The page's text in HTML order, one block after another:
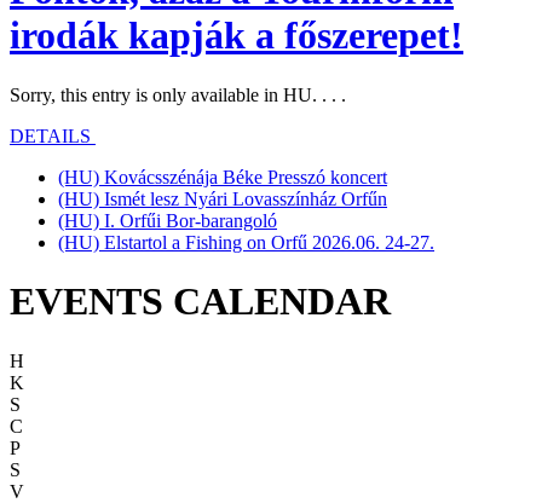
irodák kapják a főszerepet!
Sorry, this entry is only available in HU. . . .
DETAILS
(HU) Kovácsszénája Béke Presszó koncert
(HU) Ismét lesz Nyári Lovasszínház Orfűn
(HU) I. Orfűi Bor-barangoló
(HU) Elstartol a Fishing on Orfű 2026.06. 24-27.
EVENTS CALENDAR
H
K
S
C
P
S
V